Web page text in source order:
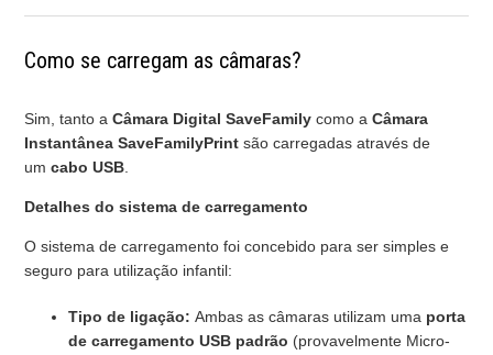
SaveFamilyPrint?
Como se guardam as fotos?
Como se carregam as câmaras?
Como se carregam as câmaras?
Sim, tanto aCâmara Digital SaveFamily como aCâmara
Instantânea SaveFamilyPrint são carregadas através de
umcabo USB.
Detalhes do sistema de carregamento
O sistema de carregamento foi concebido para ser simples e
seguro para utilização infantil:
Tipo de ligação: Ambas as câmaras utilizam uma porta
de carregamento USB padrão (provavelmente Micro-